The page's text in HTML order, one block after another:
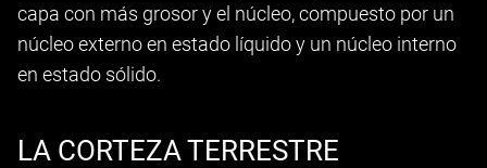
capa con más grosor y el núcleo, compuesto por un
núcleo externo en estado líquido y un núcleo interno
en estado sólido.
LA CORTEZA TERRESTRE